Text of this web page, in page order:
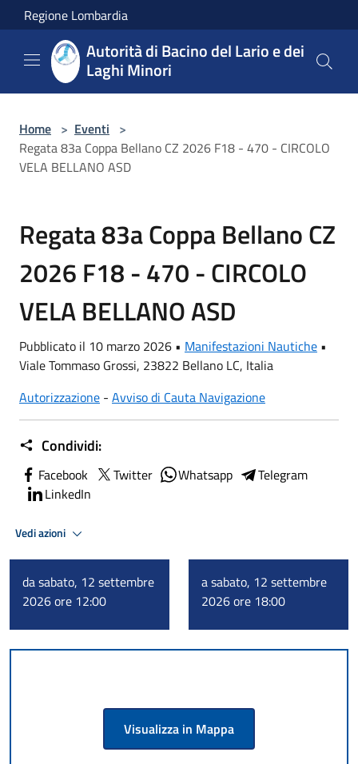
Salta al contenuto principale
Regione Lombardia
Autorità di Bacino del Lario e dei
Laghi Minori
Home > Eventi >
Regata 83a Coppa Bellano CZ 2026 F18 - 470 - CIRCOLO
VELA BELLANO ASD
Regata 83a Coppa Bellano CZ
2026 F18 - 470 - CIRCOLO
VELA BELLANO ASD
Pubblicato il 10 marzo 2026 • Manifestazioni Nautiche •
Viale Tommaso Grossi, 23822 Bellano LC, Italia
Autorizzazione - Avviso di Cauta Navigazione
Condividi:
Facebook Twitter Whatsapp
Telegram
LinkedIn
Vedi azioni
da sabato, 12 settembre
2026 ore 12:00
a sabato, 12 settembre
2026 ore 18:00
Visualizza in Mappa